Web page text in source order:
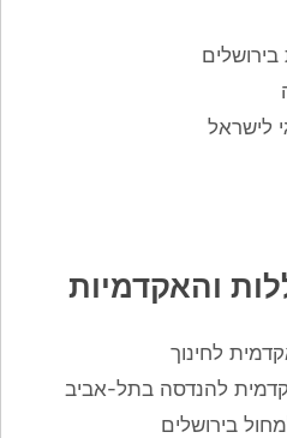
לישראל
והאקדמיות
לחינוך
להנדסה בתל-אביב
בירושלים